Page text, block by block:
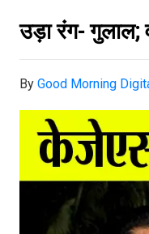
उड़ा रंग- गुलाल;
By Good Morning